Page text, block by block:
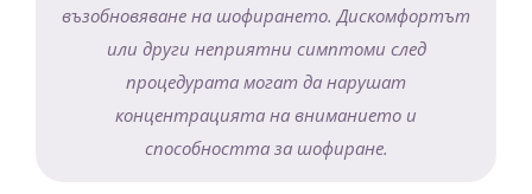
възобновяване на шофирането. Дискомфортът
или други неприятни симптоми след
процедурата могат да нарушат
концентрацията на вниманието и
способността за шофиране.